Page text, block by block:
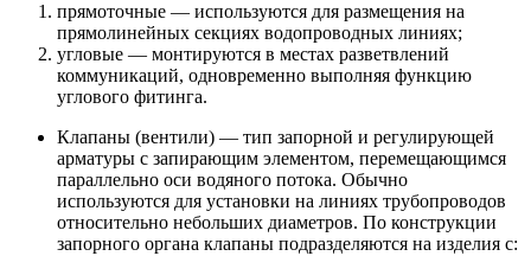
прямоточные — используются для размещения на
прямолинейных секциях водопроводных линиях;
угловые — монтируются в местах разветвлений
коммуникаций, одновременно выполняя функцию
углового фитинга.
Клапаны (вентили) — тип запорной и регулирующей
арматуры с запирающим элементом, перемещающимся
параллельно оси водяного потока. Обычно
используются для установки на линиях трубопроводов
относительно небольших диаметров. По конструкции
запорного органа клапаны подразделяются на изделия с: